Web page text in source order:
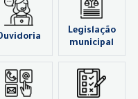
Legislação
municipal